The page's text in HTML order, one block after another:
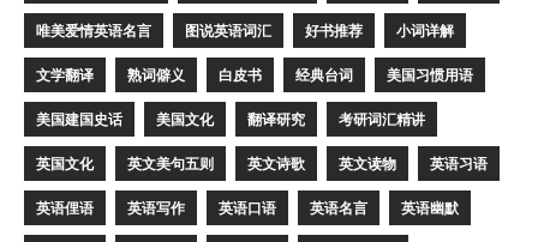
唯美爱情英语名言 图说英语词汇 好书推荐 小词详解
文学翻译 熟词僻义 白皮书 经典台词 美国习惯用语
美国建国史话 美国文化 翻译研究 考研词汇精讲
英国文化 英文美句五则 英文诗歌 英文读物 英语习语
英语俚语 英语写作 英语口语 英语名言 英语幽默